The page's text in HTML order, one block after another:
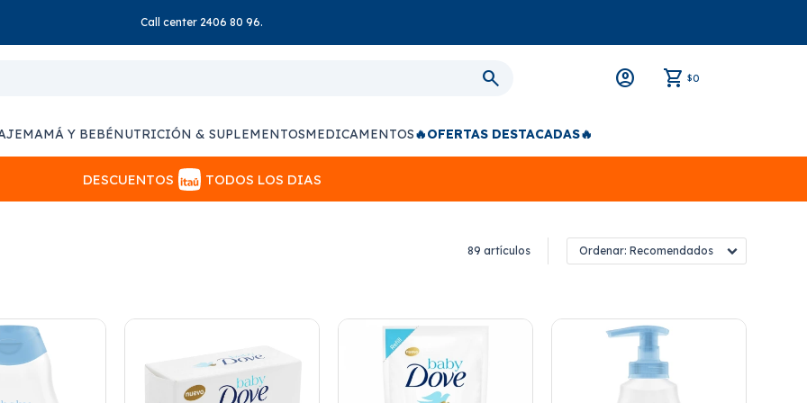
Call center 2406 80 96.
$0
MAMÁ Y BEBÉNUTRICIÓN & SUPLEMENTOSMEDICAMENTOS🔥OFERTAS DESTACADAS🔥
DESCUENTOS TODOS LOS DIAS
89 artículos Recomendados